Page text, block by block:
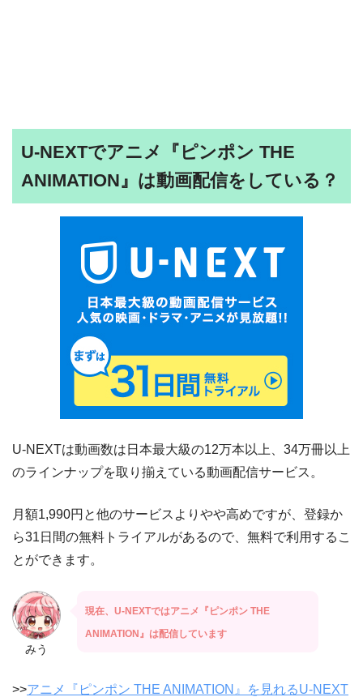
U-NEXTでアニメ『ピンポン THE
ANIMATION』は動画配信をしている？
U-NEXTは動画数は日本最大級の12万本以上、34万冊以上
のラインナップを取り揃えている動画配信サービス。
月額1,990円と他のサービスよりやや高めですが、登録か
ら31日間の無料トライアルがあるので、無料で利用するこ
とができます。
みう
現在、U-NEXTではアニメ『ピンポン THE
ANIMATION』は配信しています
>>アニメ『ピンポン THE ANIMATION』を見れるU-NEXT